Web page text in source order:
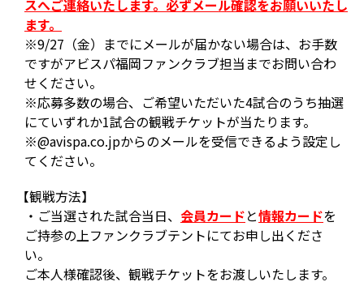
スへご連絡いたします。必ずメール確認をお願いいたし
ます。
※9/27（金）までにメールが届かない場合は、お手数
ですがアビスパ福岡ファンクラブ担当までお問い合わ
せください。
※応募多数の場合、ご希望いただいた4試合のうち抽選
にていずれか1試合の観戦チケットが当たります。
※@avispa.co.jpからのメールを受信できるよう設定し
てください。
【観戦方法】
・ご当選された試合当日、 会員カードと情報カードを
ご持参の上ファンクラブテントにてお申し出くださ
い。
ご本人様確認後、観戦チケットをお渡しいたします。